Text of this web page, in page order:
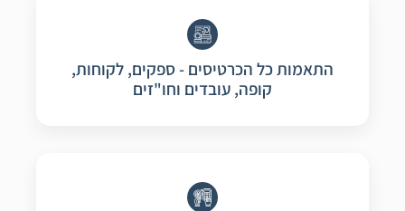
התאמות כל הכרטיסים - ספקים, לקוחות,
קופה, עובדים וחו"זים